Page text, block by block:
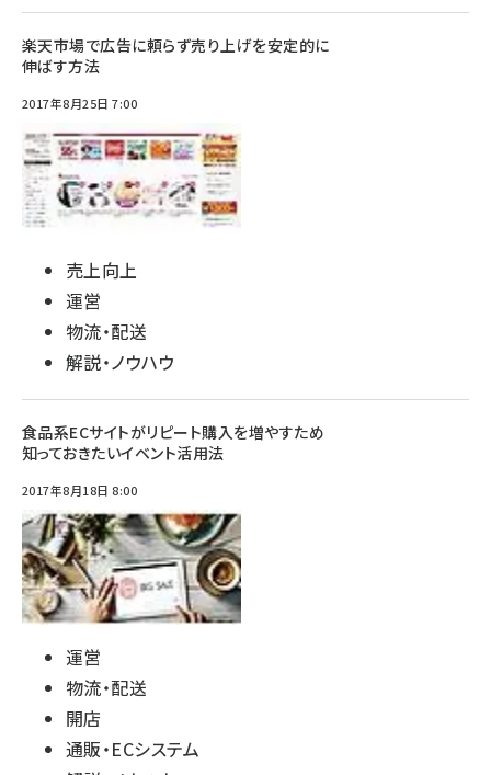
楽天市場で広告に頼らず売り上げを安定的に
伸ばす方法
2017年8月25日 7:00
売上向上
運営
物流・配送
解説・ノウハウ
食品系ECサイトがリピート購入を増やすため
知っておきたいイベント活用法
2017年8月18日 8:00
運営
物流・配送
開店
通販・ECシステム